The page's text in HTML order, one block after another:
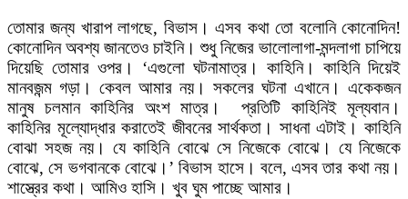
তোমার জন্য খারাপ লাগছে, বিভাস। এসব কথা তো বলোনি কোনোদিন!
কোনোদিন অবশ্য জানতেও চাইনি। শুধু নিজের ভালোলাগা-মন্দলাগা চাপিয়ে
দিয়েছি তোমার ওপর। ‘এগুলো ঘটনামাত্র। কাহিনি। কাহিনি দিয়েই
মানবজন্ম গড়া। কেবল আমার নয়। সকলের ঘটনা এখানে। একেকজন
মানুষ চলমান কাহিনির অংশ মাত্র। প্রতিটি কাহিনিই মূল্যবান।
কাহিনির মূল্যোদ্ধার করাতেই জীবনের সার্থকতা। সাধনা এটাই। কাহিনি
বোঝা সহজ নয়। যে কাহিনি বোঝে সে নিজেকে বোঝে। যে নিজেকে
বোঝে, সে ভগবানকে বোঝে।’ বিভাস হাসে। বলে, এসব তার কথা নয়।
শাস্ত্রের কথা। আমিও হাসি। খুব ঘুম পাচ্ছে আমার।